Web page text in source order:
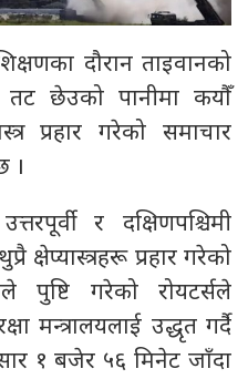
दौरान ताइवानको
तट छेउको पानीमा कयौँ
प्रहार गरेको समाचार
।
र दक्षिणपश्चिमी
क्षेप्यास्त्रहरू प्रहार गरेको
पुष्टि गरेको रोयटर्सले
मन्त्रालयलाई उद्धृत गर्दै
१ बजेर ५६ मिनेट जाँदा